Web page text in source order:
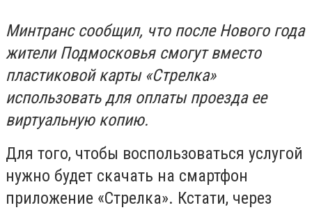
Минтранс сообщил, что после Нового года
жители Подмосковья смогут вместо
пластиковой карты «Стрелка»
использовать для оплаты проезда ее
виртуальную копию.
Для того, чтобы воспользоваться услугой
нужно будет скачать на смартфон
приложение «Стрелка». Кстати, через